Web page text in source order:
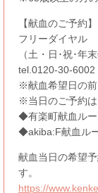
【献血のご予約】
フリーダイヤル
（土・日･祝･年
tel.0120-30-6002
※献血希望日の前
※当日のご予約は
◆有楽町献血ル
◆akiba:F献血ル
献血当日の希望
す。 ※献血の
https://